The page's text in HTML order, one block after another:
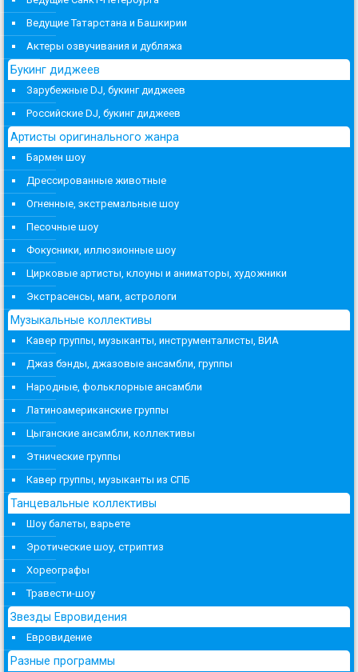
Ведущие Татарстана и Башкирии
Актеры озвучивания и дубляжа
Букинг диджеев
Зарубежные DJ, букинг диджеев
Российские DJ, букинг диджеев
Артисты оригинального жанра
Бармен шоу
Дрессированные животные
Огненные, экстремальные шоу
Песочные шоу
Фокусники, иллюзионные шоу
Цирковые артисты, клоуны и аниматоры, художники
Экстрасенсы, маги, астрологи
Музыкальные коллективы
Кавер группы, музыканты, инструменталисты, ВИА
Джаз бэнды, джазовые ансамбли, группы
Народные, фольклорные ансамбли
Латиноамериканские группы
Цыганские ансамбли, коллективы
Этнические группы
Кавер группы, музыканты из СПБ
Танцевальные коллективы
Шоу балеты, варьете
Эротические шоу, стриптиз
Хореографы
Травести-шоу
Звезды Евровидения
Евровидение
Разные программы